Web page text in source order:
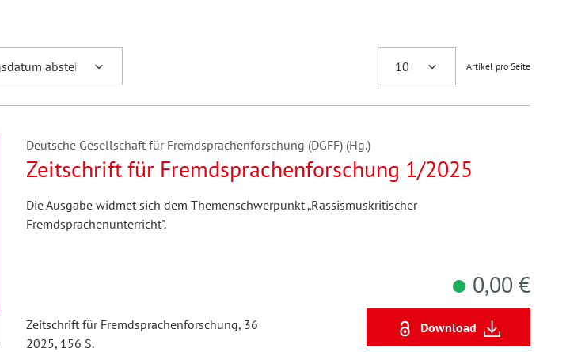
Artikel pro Seite
Deutsche Gesellschaft für Fremdsprachenforschung (DGFF) (Hg.)
Zeitschrift für Fremdsprachenforschung 1/2025
Die Ausgabe widmet sich dem Themenschwerpunkt „Rassismuskritischer
Fremdsprachenunterricht".
Zeitschrift für Fremdsprachenforschung, 36
2025, 156 S.
0,00 €
Download